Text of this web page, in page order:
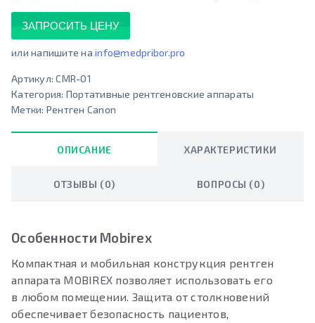
ЗАПРОСИТЬ ЦЕНУ
или напишите на info@medpribor.pro
Артикул:CMR-01
Категория: Портативные рентгеновские аппараты
Метки: Рентген Canon
ОПИСАНИЕ ХАРАКТЕРИСТИКИ
ОТЗЫВЫ (0) ВОПРОСЫ (0)
Особенности Mobirex
Компактная и мобильная конструкция рентген
аппарата MOBIREX позволяет использовать его
в любом помещении. Защита от столкновений
обеспечивает безопасность пациентов,